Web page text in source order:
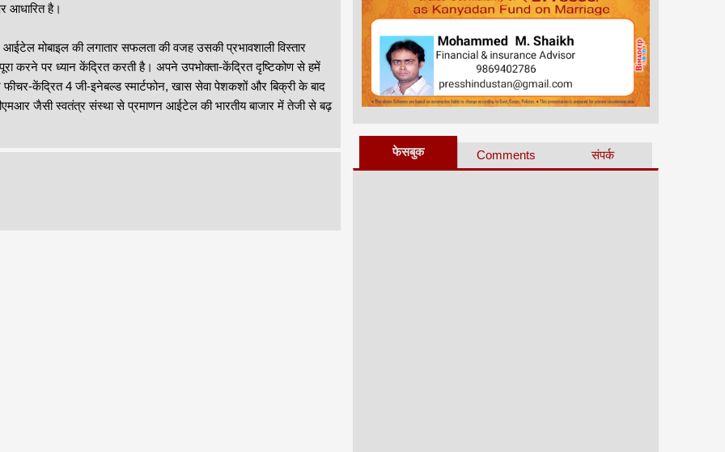
आधारित है।
आईटेल मोबाइल की लगातार सफलता की वजह उसकी प्रभावशाली विस्तार
करने पर ध्यान केंद्रित करती है। अपने उपभोक्ता-केंद्रित दृष्टिकोण से हमें
केंद्रित 4 जी-इनेबल्ड स्मार्टफोन, खास सेवा पेशकशों और बिक्री के बाद
जैसी स्वतंत्र संस्था से प्रमाणन आईटेल की भारतीय बाजार में तेजी से बढ़
फेसबुक Comments संपर्क